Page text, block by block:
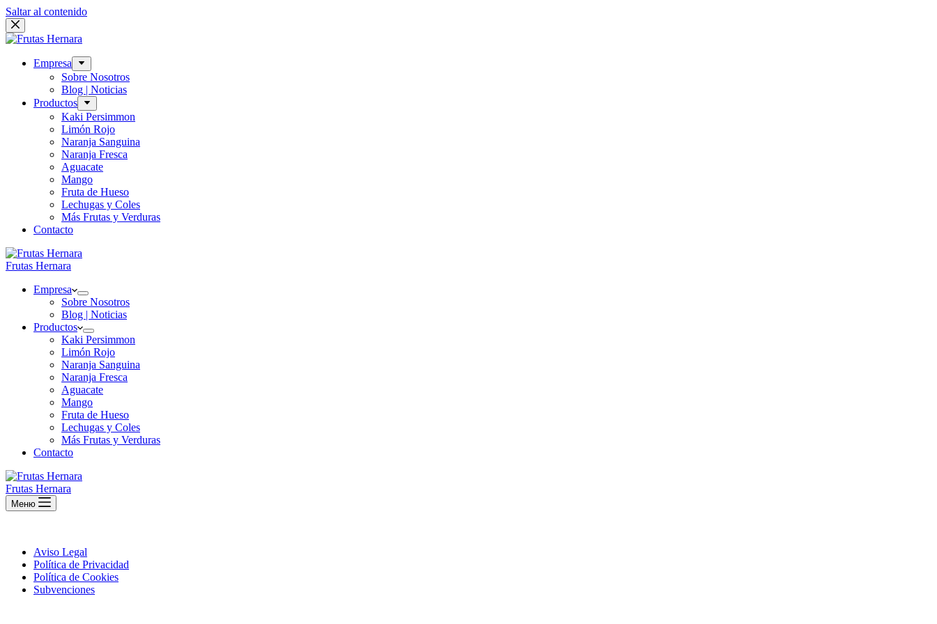
Saltar al contenido
Empresa
Sobre Nosotros
Blog | Noticias
Productos
Kaki Persimmon
Limón Rojo
Naranja Sanguina
Naranja Fresca
Aguacate
Mango
Fruta de Hueso
Lechugas y Coles
Más Frutas y Verduras
Contacto
Frutas Hernara
Empresa
Sobre Nosotros
Blog | Noticias
Productos
Kaki Persimmon
Limón Rojo
Naranja Sanguina
Naranja Fresca
Aguacate
Mango
Fruta de Hueso
Lechugas y Coles
Más Frutas y Verduras
Contacto
Frutas Hernara
Меню
Aviso Legal
Política de Privacidad
Política de Cookies
Subvenciones